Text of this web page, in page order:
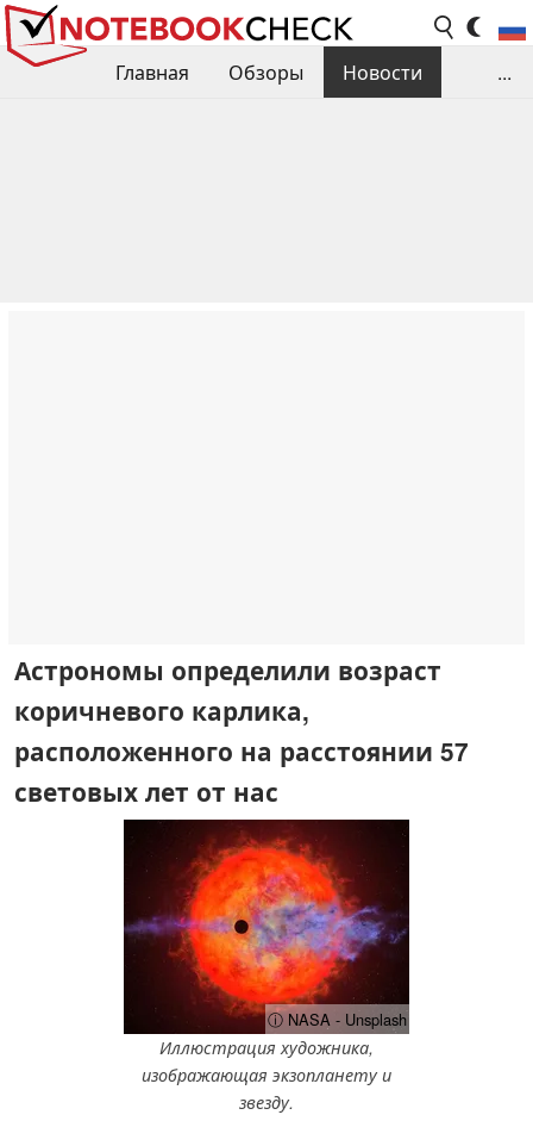
Главная Обзоры
Новости
...
Астрономы определили возраст
коричневого карлика,
расположенного на расстоянии 57
световых лет от нас
ⓘ NASA - Unsplash
Иллюстрация художника,
изображающая экзопланету и
звезду.